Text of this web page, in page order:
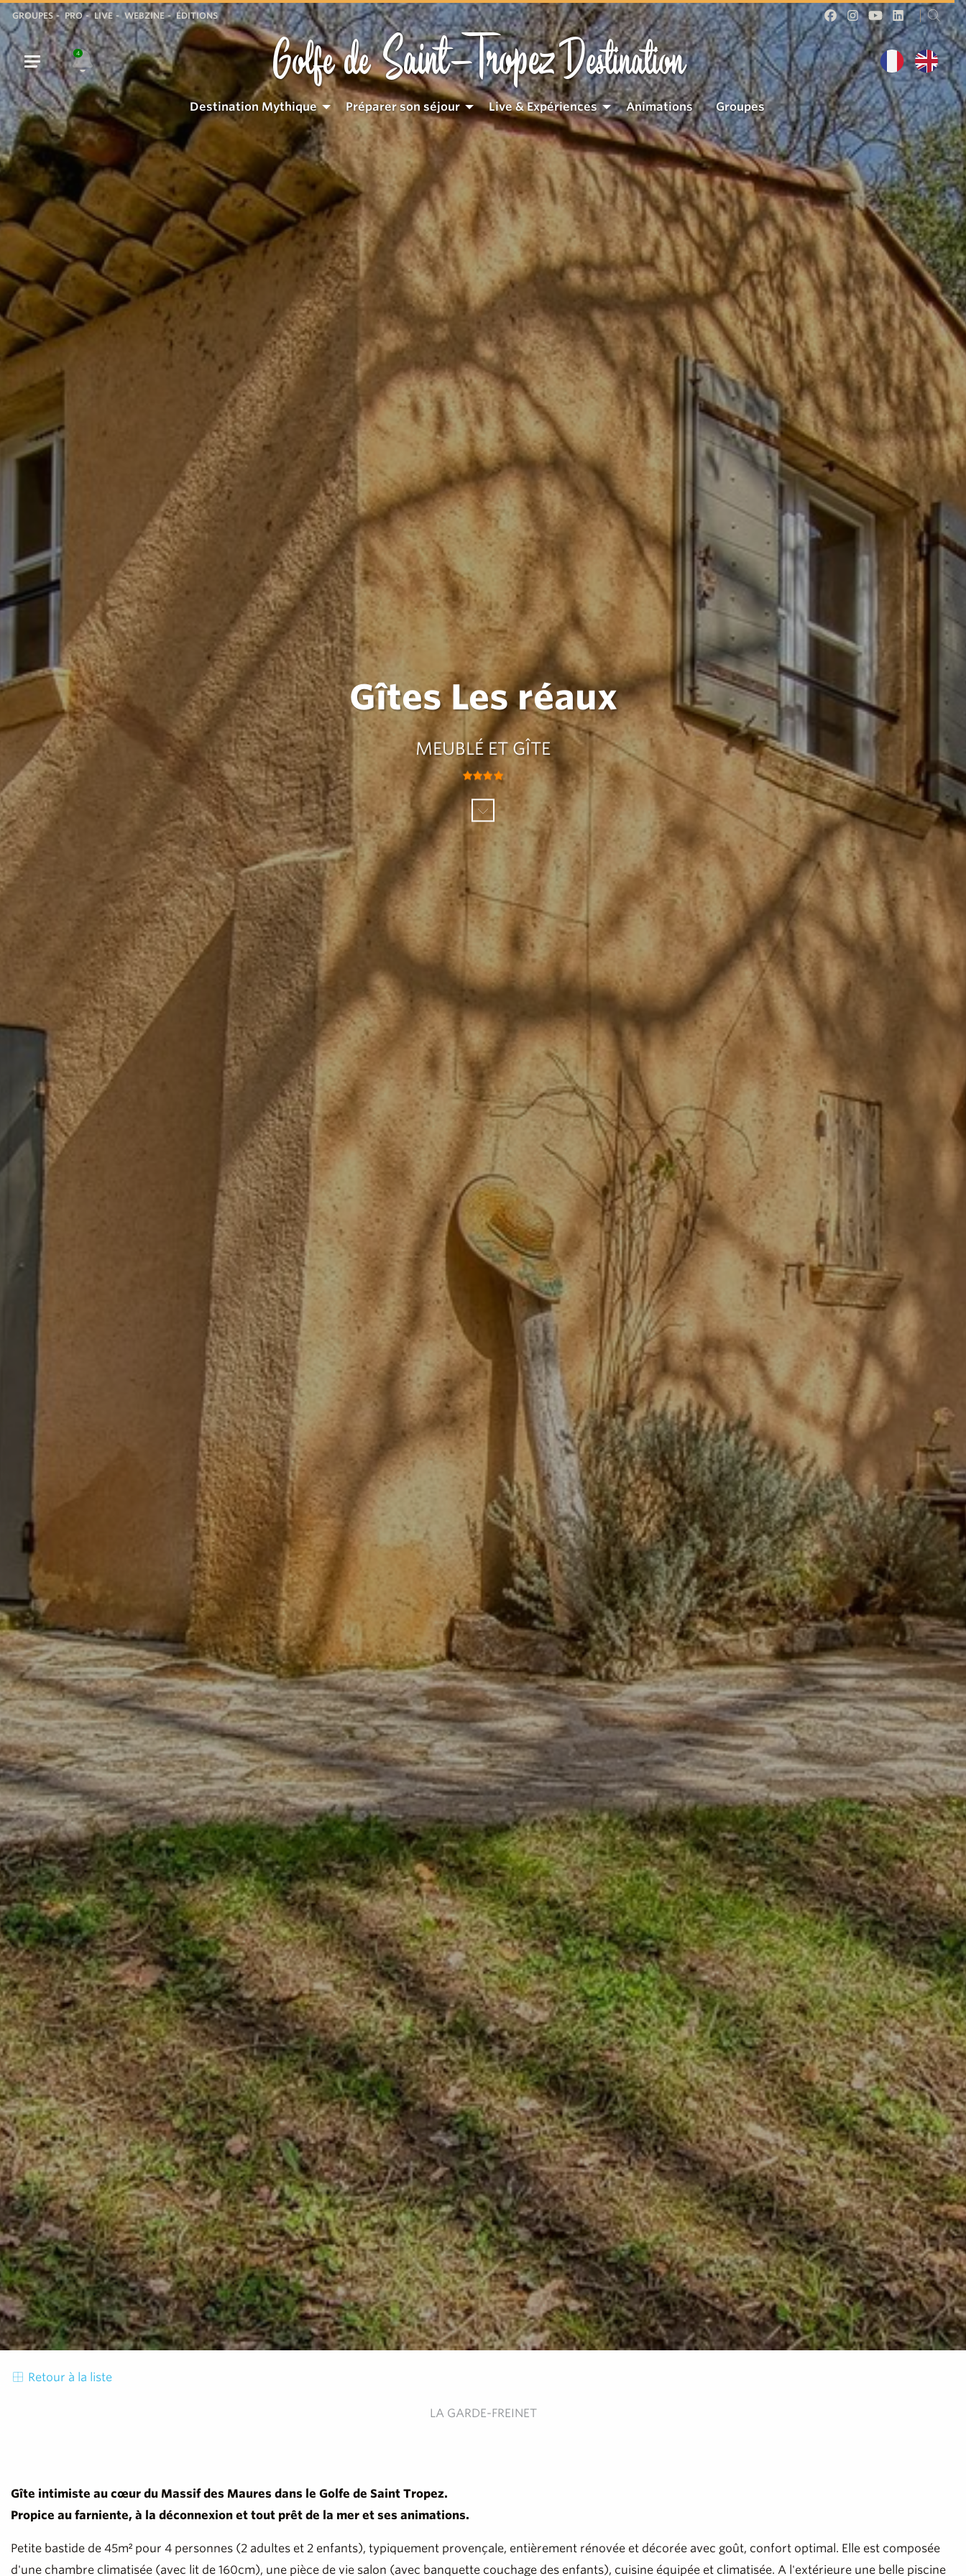
GROUPES PRO LIVE WEBZINE ÉDITIONS
4 Golfe de Saint-TropezDestination
Destination Mythique Préparer son séjour Live & Expériences Animations Groupes
Gîtes Les réaux
MEUBLÉ ET GÎTE
Retour à la liste
LA GARDE-FREINET
Gîte intimiste au cœur du Massif des Maures dans le Golfe de Saint Tropez.
Propice au farniente, à la déconnexion et tout prêt de la mer et ses animations.
Petite bastide de 45m² pour 4 personnes (2 adultes et 2 enfants), typiquement provençale, entièrement rénovée et décorée avec goût, confort optimal. Elle est composée
d'une chambre climatisée (avec lit de 160cm), une pièce de vie salon (avec banquette couchage des enfants), cuisine équipée et climatisée. A l'extérieure une belle piscine